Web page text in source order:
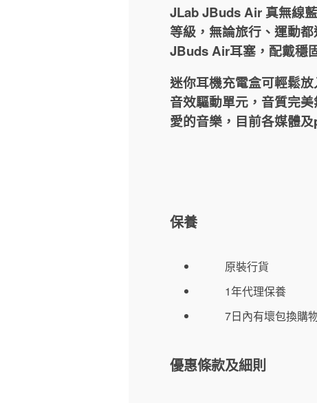
JLab JBuds Air 真無線
等級，無論旅行、運動
JBuds Air耳塞，配戴穩
迷你耳機充電盒可輕鬆
音效驅動單元，音質完
愛的音樂，目前各媒體
保養
原裝行貨
1年代理保養
7日內有壞包換購
優惠條款及細則